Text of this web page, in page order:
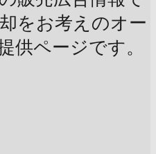
をお考えのオー
供ページです。